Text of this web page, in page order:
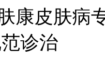
康皮肤病
范诊治